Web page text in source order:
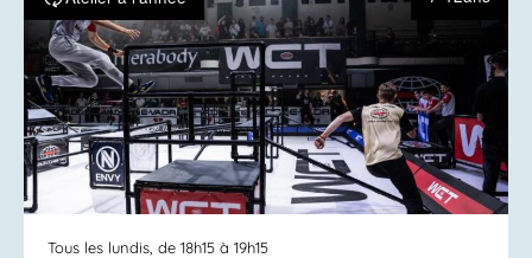
Tous les lundis, de 18h15 à 19h15